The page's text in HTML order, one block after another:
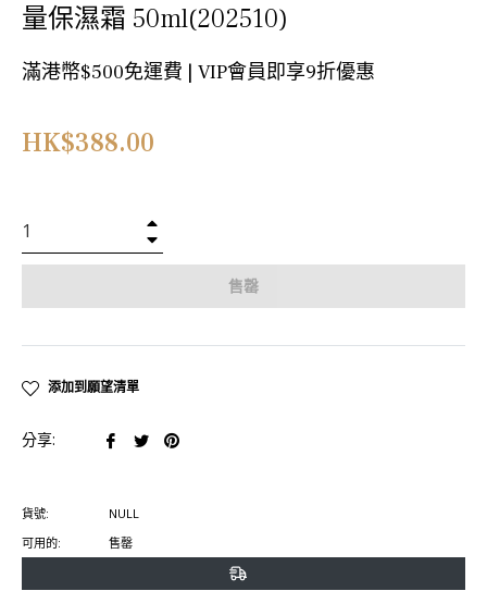
量保濕霜 50ml(202510)
滿港幣$500免運費 | VIP會員即享9折優惠
正
HK$388.00
售罄
添加到願望清單
分享:
在
上
分
在 在
貨號:
NULL
可用的:
售罄